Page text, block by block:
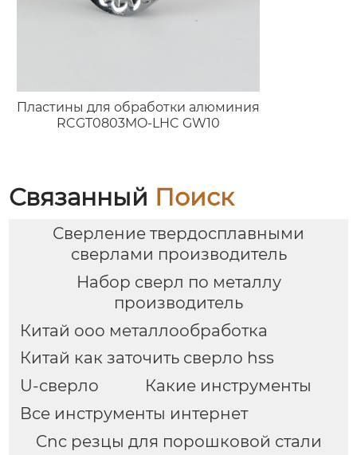
Пластины для обработки алюминия
RCGT0803MO-LHC GW10
Связанный Поиск
Сверление твердосплавными
сверлами производитель
Набор сверл по металлу
производитель
Китай ооо металлообработка
Китай как заточить сверло hss
U-сверло
Какие инструменты
Все инструменты интернет
Cnc резцы для порошковой стали